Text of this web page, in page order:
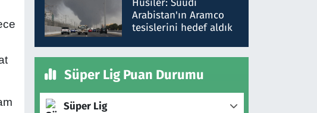
gönderdim
Husiler: Suudi
Arabistan'ın Aramco
tesislerini hedef aldık
Süper Lig Puan Durumu
Süper Lig